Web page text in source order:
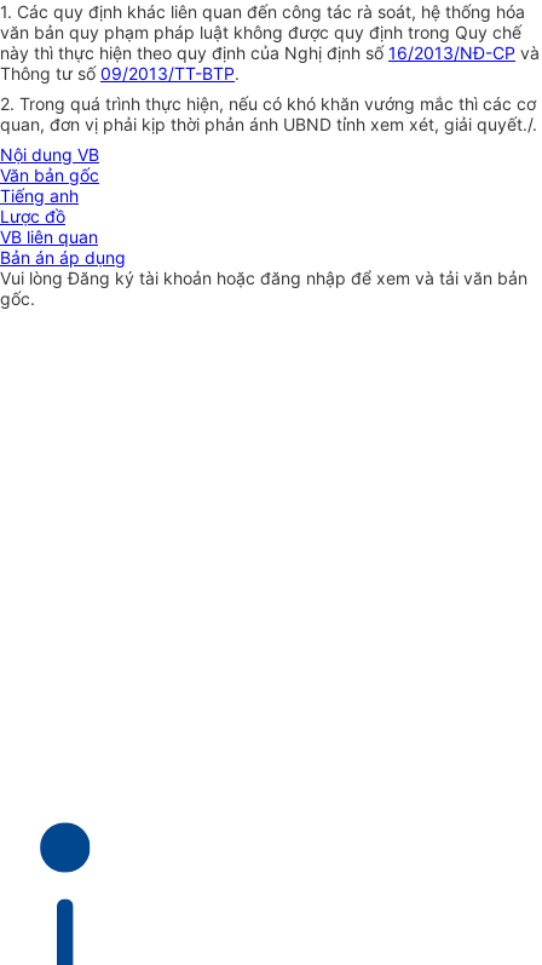
1. Các quy định khác liên quan đến công tác rà soát, hệ thống hóa
văn bản quy phạm pháp luật không được quy định trong Quy chế
này thì thực hiện theo quy định của Nghị định số16/2013/NĐ-CP và
Thông tư số09/2013/TT-BTP.
2. Trong quá trình thực hiện, nếu có khó khăn vướng mắc thì các cơ
quan, đơn vị phải kịp thời phản ánh UBND tỉnh xem xét, giải quyết./.
Nội dung VB
Văn bản gốc
Tiếng anh
Lược đồ
VB liên quan
Bản án áp dụng
Vui lòngĐăng ký tài khoản hoặc đăng nhập để xem và tải văn bản
gốc.